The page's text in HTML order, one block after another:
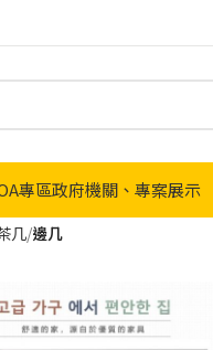
專區政府機關、專案展示
几 邊几